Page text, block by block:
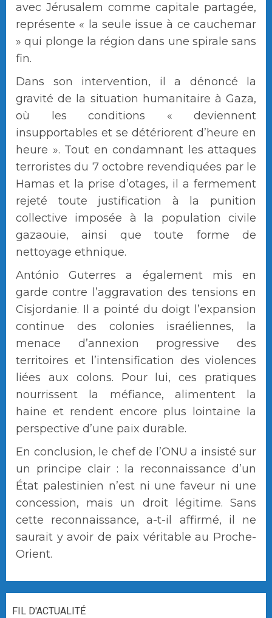
avec Jérusalem comme capitale partagée,
représente « la seule issue à ce cauchemar
» qui plonge la région dans une spirale sans
fin.
Dans son intervention, il a dénoncé la
gravité de la situation humanitaire à Gaza,
où les conditions « deviennent
insupportables et se détériorent d’heure en
heure ». Tout en condamnant les attaques
terroristes du 7 octobre revendiquées par le
Hamas et la prise d’otages, il a fermement
rejeté toute justification à la punition
collective imposée à la population civile
gazaouie, ainsi que toute forme de
nettoyage ethnique.
António Guterres a également mis en
garde contre l’aggravation des tensions en
Cisjordanie. Il a pointé du doigt l’expansion
continue des colonies israéliennes, la
menace d’annexion progressive des
territoires et l’intensification des violences
liées aux colons. Pour lui, ces pratiques
nourrissent la méfiance, alimentent la
haine et rendent encore plus lointaine la
perspective d’une paix durable.
En conclusion, le chef de l’ONU a insisté sur
un principe clair : la reconnaissance d’un
État palestinien n’est ni une faveur ni une
concession, mais un droit légitime. Sans
cette reconnaissance, a-t-il affirmé, il ne
saurait y avoir de paix véritable au Proche-
Orient.
FIL D'ACTUALITÉ